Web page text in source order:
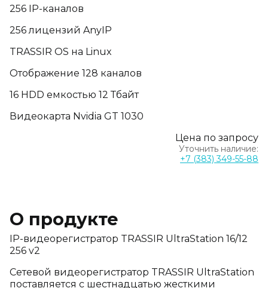
256 IP-каналов
256 лицензий AnyIP
TRASSIR OS на Linux
Отображение 128 каналов
16 HDD емкостью 12 Тбайт
Видеокарта Nvidia GT 1030
Цена по запросу
Уточнить наличие:
+7 (383) 349-55-88
О продукте
IP-видеорегистратор TRASSIR UltraStation 16/12
256 v2
Сетевой видеорегистратор TRASSIR UltraStation
поставляется с шестнадцатью жесткими